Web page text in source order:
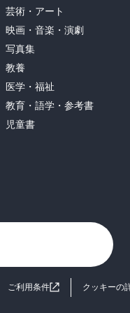
芸術・アート
映画・音楽・演劇
写真集
教養
医学・福祉
教育・語学・参考書
児童書
ご利用条件 クッキーの